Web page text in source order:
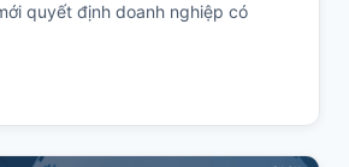
quyết định doanh nghiệp có